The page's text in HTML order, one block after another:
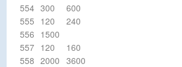
554 300
600
555 120
240
556 1500
557 120
160
558 2000
3600